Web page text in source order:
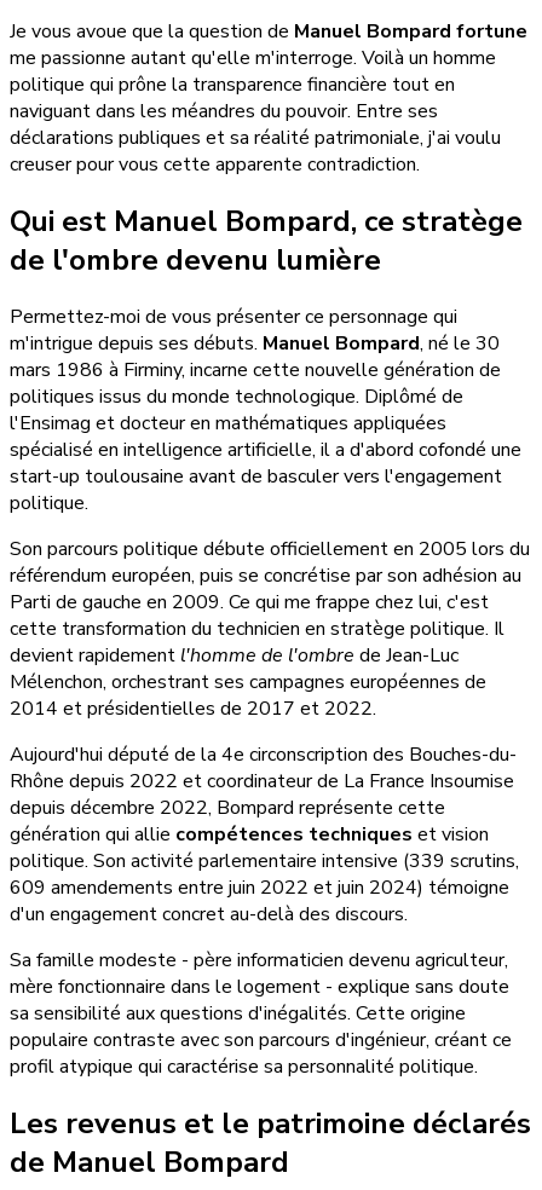
Je vous avoue que la question de Manuel Bompard fortune
me passionne autant qu'elle m'interroge. Voilà un homme
politique qui prône la transparence financière tout en
naviguant dans les méandres du pouvoir. Entre ses
déclarations publiques et sa réalité patrimoniale, j'ai voulu
creuser pour vous cette apparente contradiction.
Qui est Manuel Bompard, ce stratège
de l'ombre devenu lumière
Permettez-moi de vous présenter ce personnage qui
m'intrigue depuis ses débuts. Manuel Bompard, né le 30
mars 1986 à Firminy, incarne cette nouvelle génération de
politiques issus du monde technologique. Diplômé de
l'Ensimag et docteur en mathématiques appliquées
spécialisé en intelligence artificielle, il a d'abord cofondé une
start-up toulousaine avant de basculer vers l'engagement
politique.
Son parcours politique débute officiellement en 2005 lors du
référendum européen, puis se concrétise par son adhésion au
Parti de gauche en 2009. Ce qui me frappe chez lui, c'est
cette transformation du technicien en stratège politique. Il
devient rapidement l'homme de l'ombre de Jean-Luc
Mélenchon, orchestrant ses campagnes européennes de
2014 et présidentielles de 2017 et 2022.
Aujourd'hui député de la 4e circonscription des Bouches-du-
Rhône depuis 2022 et coordinateur de La France Insoumise
depuis décembre 2022, Bompard représente cette
génération qui allie compétences techniques et vision
politique. Son activité parlementaire intensive (339 scrutins,
609 amendements entre juin 2022 et juin 2024) témoigne
d'un engagement concret au-delà des discours.
Sa famille modeste - père informaticien devenu agriculteur,
mère fonctionnaire dans le logement - explique sans doute
sa sensibilité aux questions d'inégalités. Cette origine
populaire contraste avec son parcours d'ingénieur, créant ce
profil atypique qui caractérise sa personnalité politique.
Les revenus et le patrimoine déclarés
de Manuel Bompard